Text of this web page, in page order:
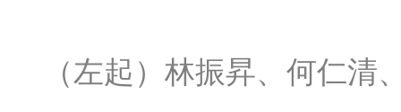
（左起）林振昇、何仁